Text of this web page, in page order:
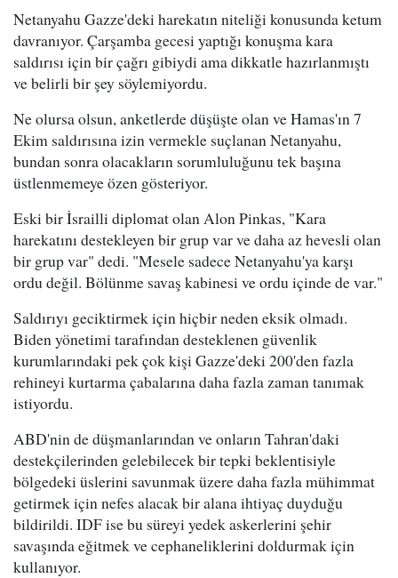
Netanyahu Gazze'deki harekatın niteliği konusunda ketum
davranıyor. Çarşamba gecesi yaptığı konuşma kara
saldırısı için bir çağrı gibiydi ama dikkatle hazırlanmıştı
ve belirli bir şey söylemiyordu.
Ne olursa olsun, anketlerde düşüşte olan ve Hamas'ın 7
Ekim saldırısına izin vermekle suçlanan Netanyahu,
bundan sonra olacakların sorumluluğunu tek başına
üstlenmemeye özen gösteriyor.
Eski bir İsrailli diplomat olan Alon Pinkas, "Kara
harekatını destekleyen bir grup var ve daha az hevesli olan
bir grup var" dedi. "Mesele sadece Netanyahu'ya karşı
ordu değil. Bölünme savaş kabinesi ve ordu içinde de var."
Saldırıyı geciktirmek için hiçbir neden eksik olmadı.
Biden yönetimi tarafından desteklenen güvenlik
kurumlarındaki pek çok kişi Gazze'deki 200'den fazla
rehineyi kurtarma çabalarına daha fazla zaman tanımak
istiyordu.
ABD'nin de düşmanlarından ve onların Tahran'daki
destekçilerinden gelebilecek bir tepki beklentisiyle
bölgedeki üslerini savunmak üzere daha fazla mühimmat
getirmek için nefes alacak bir alana ihtiyaç duyduğu
bildirildi. IDF ise bu süreyi yedek askerlerini şehir
savaşında eğitmek ve cephaneliklerini doldurmak için
kullanıyor.